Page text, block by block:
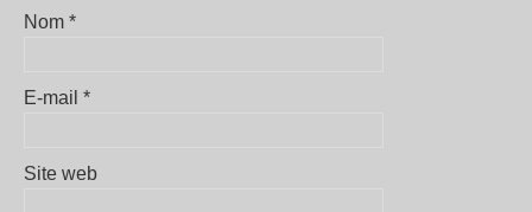
Nom *
E-mail *
Site web